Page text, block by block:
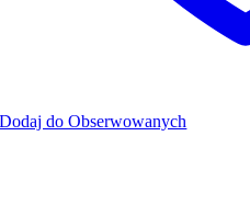
Dodaj do Obserwowanych